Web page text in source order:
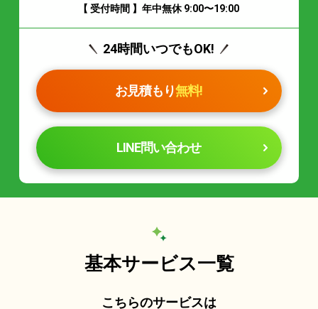
【 受付時間 】年中無休 9:00〜19:00
24時間いつでもOK!
お見積もり無料!
LINE問い合わせ
基本サービス一覧
こちらのサービスは